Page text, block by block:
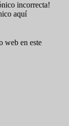
incorrecta!
aquí
web en este